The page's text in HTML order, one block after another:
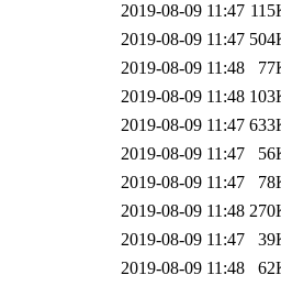
2019-08-09 11:47
2019-08-09 11:47
2019-08-09 11:48
2019-08-09 11:48
2019-08-09 11:47
2019-08-09 11:47
2019-08-09 11:47
2019-08-09 11:48
2019-08-09 11:47
2019-08-09 11:48